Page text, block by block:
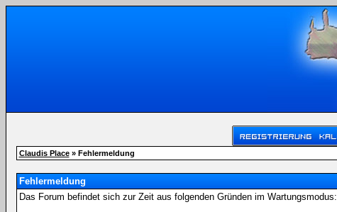
Claudis Place» Fehlermeldung
Fehlermeldung
Das Forum befindet sich zur Zeit aus folgenden Gründen im Wartungsmodus: